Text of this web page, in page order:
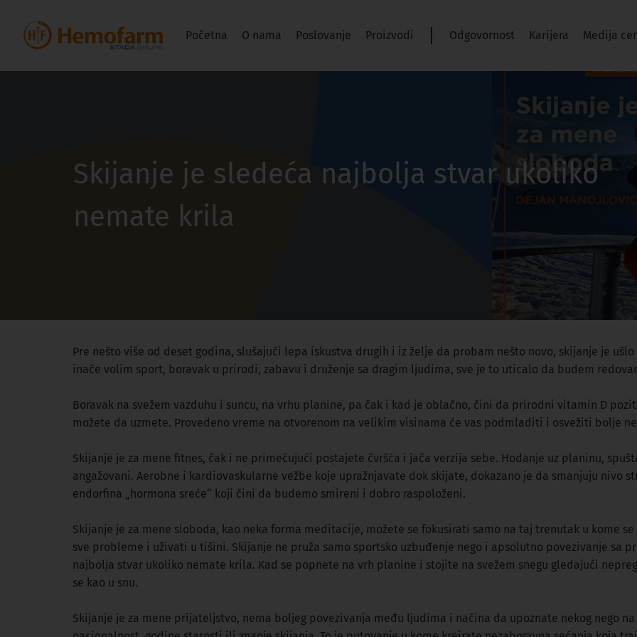
Početna O nama Poslovanje Proizvodi Odgovornost Karijera Medija
Skijanje je sledeća najbolja stvar ukoliko
nemate krila
Pre nešto više od deset godina, slušajući lepa iskustva drugih i iz želje da probam nešto novo, skijanje je
inače volim sport, boravak u prirodi, zabavu i druženje sa dragim ljudima, sve je to uticalo da budem
Boravak na svežem vazduhu i suncu, na vrhu planine, pa čak i kad je oblačno, čini da prirodni vitamin D
možete da uzmete. Provedeno vreme na otvorenom na velikim visinama će vas podmladiti i osvežiti bolje
Skijanje je za mene fitnes, čak i ne primećujući postajete čvršća i jača verzija sebe. Hodanje uz planinu,
angažovani. Aerobne i kardiovaskularne vežbe koje upražnjavate dok skijate, dokazano je da smanjuju nivo
endorfina „hormona sreće“ koji čini da budemo smireni i dobro raspoloženi.
Skijanje je za mene sloboda, kao neka forma meditacije, možete se fokusirati samo na taj trenutak u kome
sve probleme i uživati u tišini. Skijanje ne pruža samo sportsko uzbuđenje nego i apsolutno povezivanje sa
najbolja stvar ukoliko nemate krila. Kad se popnete na vrh planine i stojite na svežem snegu gledajući
se kao u snu.
Skijanje je za mene prijateljstvo, nema boljeg povezivanja među ljudima i načina da upoznate nekog nego